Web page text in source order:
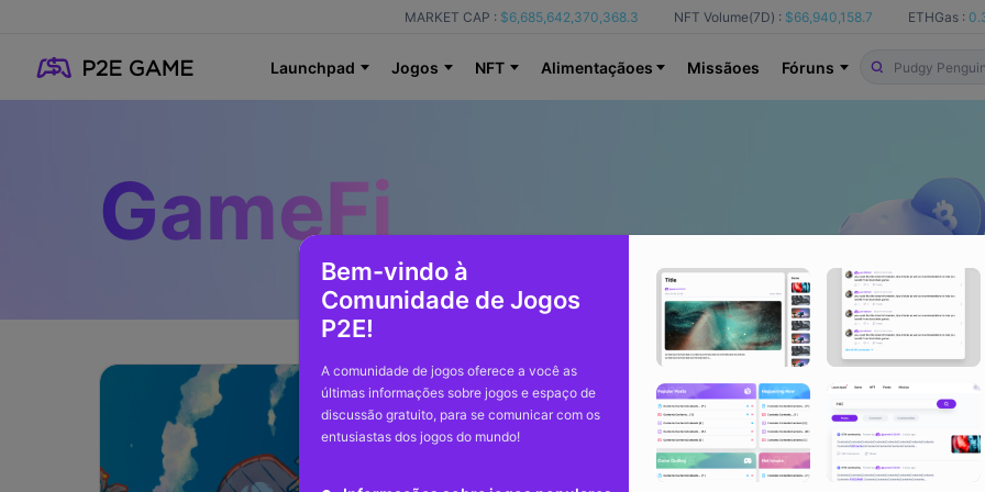
MARKET CAP : $6,685,642,370,368.3 NFT Volume(7D) : $66,940,158.7 ETHGas :
Launchpad Jogos NFT Alimentaçãoes Missãoes Fóruns
Bem-vindo à
Comunidade de Jogos
P2E!
A comunidade de jogos oferece a você as
últimas informações sobre jogos e espaço de
discussão gratuito, para se comunicar com os
entusiastas dos jogos do mundo!
GameFi